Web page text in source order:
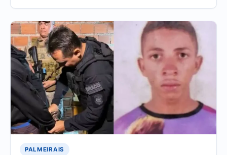
PALMEIRAIS